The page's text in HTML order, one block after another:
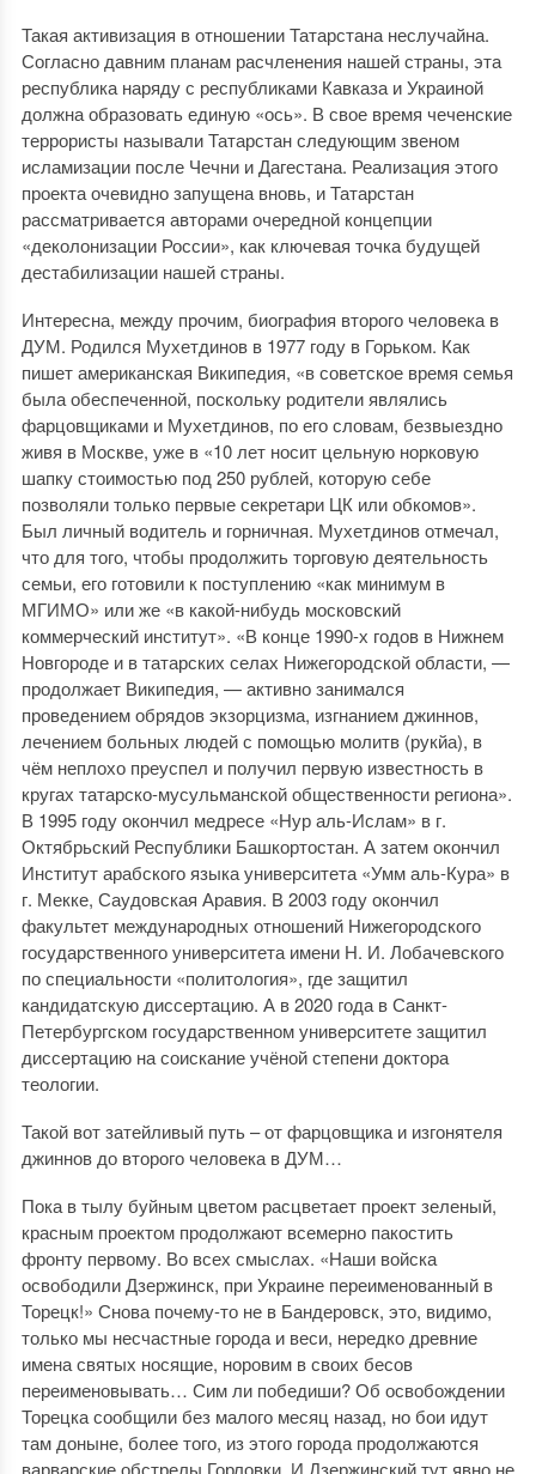
Такая активизация в отношении Татарстана неслучайна.
Согласно давним планам расчленения нашей страны, эта
республика наряду с республиками Кавказа и Украиной
должна образовать единую «ось». В свое время чеченские
террористы называли Татарстан следующим звеном
исламизации после Чечни и Дагестана. Реализация этого
проекта очевидно запущена вновь, и Татарстан
рассматривается авторами очередной концепции
«деколонизации России», как ключевая точка будущей
дестабилизации нашей страны.
Интересна, между прочим, биография второго человека в
ДУМ. Родился Мухетдинов в 1977 году в Горьком. Как
пишет американская Википедия, «в советское время семья
была обеспеченной, поскольку родители являлись
фарцовщиками и Мухетдинов, по его словам, безвыездно
живя в Москве, уже в «10 лет носит цельную норковую
шапку стоимостью под 250 рублей, которую себе
позволяли только первые секретари ЦК или обкомов».
Был личный водитель и горничная. Мухетдинов отмечал,
что для того, чтобы продолжить торговую деятельность
семьи, его готовили к поступлению «как минимум в
МГИМО» или же «в какой-нибудь московский
коммерческий институт». «В конце 1990-х годов в Нижнем
Новгороде и в татарских селах Нижегородской области, —
продолжает Википедия, — активно занимался
проведением обрядов экзорцизма, изгнанием джиннов,
лечением больных людей с помощью молитв (рукйа), в
чём неплохо преуспел и получил первую известность в
кругах татарско-мусульманской общественности региона».
В 1995 году окончил медресе «Нур аль-Ислам» в г.
Октябрьский Республики Башкортостан. А затем окончил
Институт арабского языка университета «Умм аль-Кура» в
г. Мекке, Саудовская Аравия. В 2003 году окончил
факультет международных отношений Нижегородского
государственного университета имени Н. И. Лобачевского
по специальности «политология», где защитил
кандидатскую диссертацию. А в 2020 года в Санкт-
Петербургском государственном университете защитил
диссертацию на соискание учёной степени доктора
теологии.
Такой вот затейливый путь – от фарцовщика и изгонятеля
джиннов до второго человека в ДУМ…
Пока в тылу буйным цветом расцветает проект зеленый,
красным проектом продолжают всемерно пакостить
фронту первому. Во всех смыслах. «Наши войска
освободили Дзержинск, при Украине переименованный в
Торецк!» Снова почему-то не в Бандеровск, это, видимо,
только мы несчастные города и веси, нередко древние
имена святых носящие, норовим в своих бесов
переименовывать… Сим ли победиши? Об освобождении
Торецка сообщили без малого месяц назад, но бои идут
там доныне, более того, из этого города продолжаются
варварские обстрелы Горловки. И Дзержинский тут явно не